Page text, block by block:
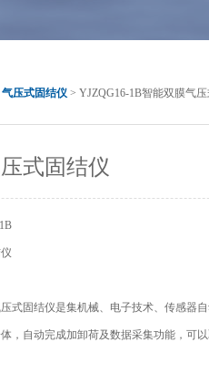
气压式固结仪 > YJZQG16-1B智能双膜气
式固结仪
式固结仪是集机械、电子技术、传感器自
，自动完成加卸荷及数据采集功能，可